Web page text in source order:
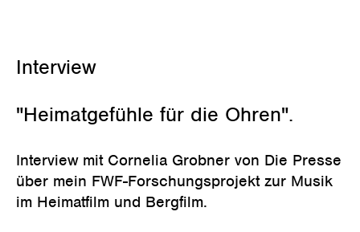
Interview
"Heimatgefühle für die Ohren".
Interview mit Cornelia Grobner von Die Presse
über mein FWF-Forschungsprojekt zur Musik
im Heimatfilm und Bergfilm.